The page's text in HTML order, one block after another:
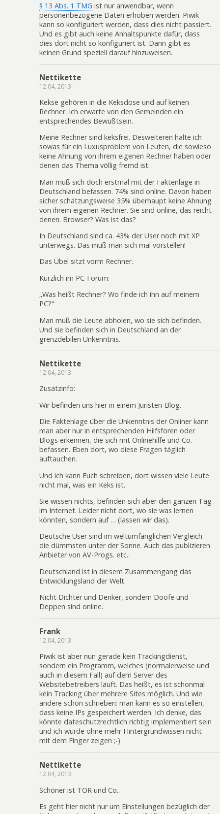
§ 13 Abs. 1 TMG ist nur anwendbar, wenn
personenbezogene Daten erhoben werden. Piwik
kann so konfiguriert werden, dass dies nicht passiert.
Und es gibt auch keine Anhaltspunkte dafür, dass
dies dort nicht so konfiguriert ist. Dann gibt es
keinen Grund speziell darauf hinzuweisen.
Nettikette
12.04, 2013
Kekse gehören in die Keksdose und auf keinen
Rechner. Ich erwarte von den Gemeinden ein
entsprechendes Bewußtsein.
Meine Rechner sind keksfrei. Desweiteren halte ich
sowas für ein Luxusproblem von Leuten, die sowieso
keine Ahnung von ihrem eigenen Rechner haben oder
denen das Thema völlig fremd ist.
Man muß sich doch erstmal mit der Faktenlage in
Deutschland befassen. 74% sind online. Davon haben
sicher schätzungsweise 35% überhaupt keine Ahnung
von ihrem eigenen Rechner. Sie sind online, das reicht
denen. Browser? Was ist das?
In Deutschland sind ca. 43% der User noch mit XP
unterwegs. Das muß man sich mal vorstellen!
Das Übel sitzt vorm Rechner.
Kürzlich im PC-Forum:
„Was heißt Rechner? Wo finde ich ihn auf meinem
PC?“
Man muß die Leute abholen, wo sie sich befinden.
Und sie befinden sich in Deutschland an der
grenzdebilen Unkenntnis.
Nettikette
12.04, 2013
Zusatzinfo:
Wir befinden uns hier in einem Juristen-Blog.
Die Faktenlage über die Unkenntnis der Onliner kann
man aber nur in entsprechenden Hilfsforen oder
Blogs erkennen, die sich mit Onlinehilfe und Co.
befassen. Eben dort, wo diese Fragen täglich
auftauchen.
Und ich kann Euch schreiben, dort wissen viele Leute
nicht mal, was ein Keks ist.
Sie wissen nichts, befinden sich aber den ganzen Tag
im Internet. Leider nicht dort, wo sie was lernen
könnten, sondern auf … (lassen wir das).
Deutsche User sind im weltumfänglichen Vergleich
die dümmsten unter der Sonne. Auch das publizieren
Anbieter von AV-Progs. etc..
Deutschland ist in diesem Zusammengang das
Entwicklungsland der Welt.
Nicht Dichter und Denker, sondern Doofe und
Deppen sind online.
Frank
12.04, 2013
Piwik ist aber nun gerade kein Trackingdienst,
sondern ein Programm, welches (normalerweise und
auch in diesem Fall) auf dem Server des
Websitebetreibers läuft. Das heißt, es ist schonmal
kein Tracking über mehrere Sites möglich. Und wie
andere schon schrieben: man kann es so einstellen,
dass keine IPs gespeichert werden. Ich denke, das
könnte dateschutzrechtlich richtig implementiert sein
und ich würde ohne mehr Hintergrundwissen nicht
mit dem Finger zeigen ;-)
Nettikette
12.04, 2013
Schöner ist TOR und Co..
Es geht hier nicht nur um Einstellungen bezüglich der